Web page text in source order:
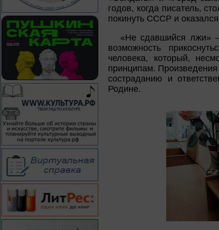
годов, когда писатель,
покинуть СССР и
«Не сдавшийся лжи»
возможность
человека, который,
принципам.
состраданию и
Родине.